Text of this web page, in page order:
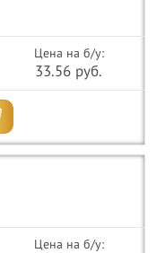
Цена на б/у:
33.56 руб.
Цена на б/у: